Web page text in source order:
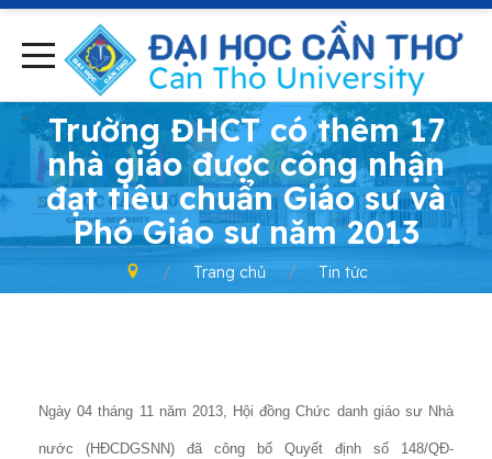
-
Trường ĐHCT có thêm 17
nhà giáo được công nhận
đạt tiêu chuẩn Giáo sư và
Phó Giáo sư năm 2013
Trang chủ Tin tức
Ngày 04 tháng 11 năm 2013, Hội đồng Chức danh giáo sư Nhà
nước (HĐCDGSNN) đã công bố Quyết định số 148/QĐ-